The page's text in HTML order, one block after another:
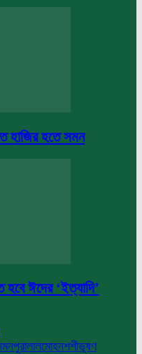
হাজির হতে সমন
ঈদের ‘ইত্যাদি’
মনপুরালালমোহনশশীভূষণ